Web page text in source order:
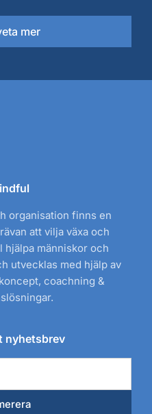
organisation finns en
att vilja växa och
människor och
utvecklas med hjälp av
coachning &
nyhetsbrev